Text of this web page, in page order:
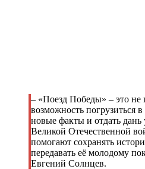
– «Поезд Победы» – это не
возможность погрузиться
новые факты и отдать дань
Великой Отечественной
помогают сохранять
передавать её молодому
Евгений Солнцев.